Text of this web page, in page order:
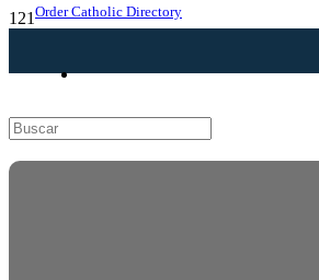
Order Catholic Directory